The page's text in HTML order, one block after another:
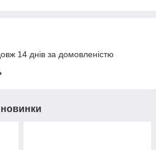
14 днів за домовленістю
новинки